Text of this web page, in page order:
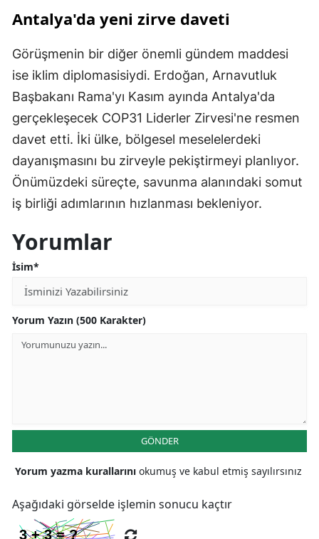
Antalya'da yeni zirve daveti
Görüşmenin bir diğer önemli gündem maddesi
ise iklim diplomasisiydi. Erdoğan, Arnavutluk
Başbakanı Rama'yı Kasım ayında Antalya'da
gerçekleşecek COP31 Liderler Zirvesi'ne resmen
davet etti. İki ülke, bölgesel meselelerdeki
dayanışmasını bu zirveyle pekiştirmeyi planlıyor.
Önümüzdeki süreçte, savunma alanındaki somut
iş birliği adımlarının hızlanması bekleniyor.
Yorumlar
İsim*
Yorum Yazın (500 Karakter)
GÖNDER
Yorum yazma kurallarını okumuş ve kabul etmiş sayılırsınız
Aşağıdaki görselde işlemin sonucu kaçtır